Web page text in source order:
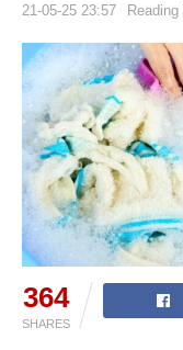
21-05-25 23:57
364
SHARES